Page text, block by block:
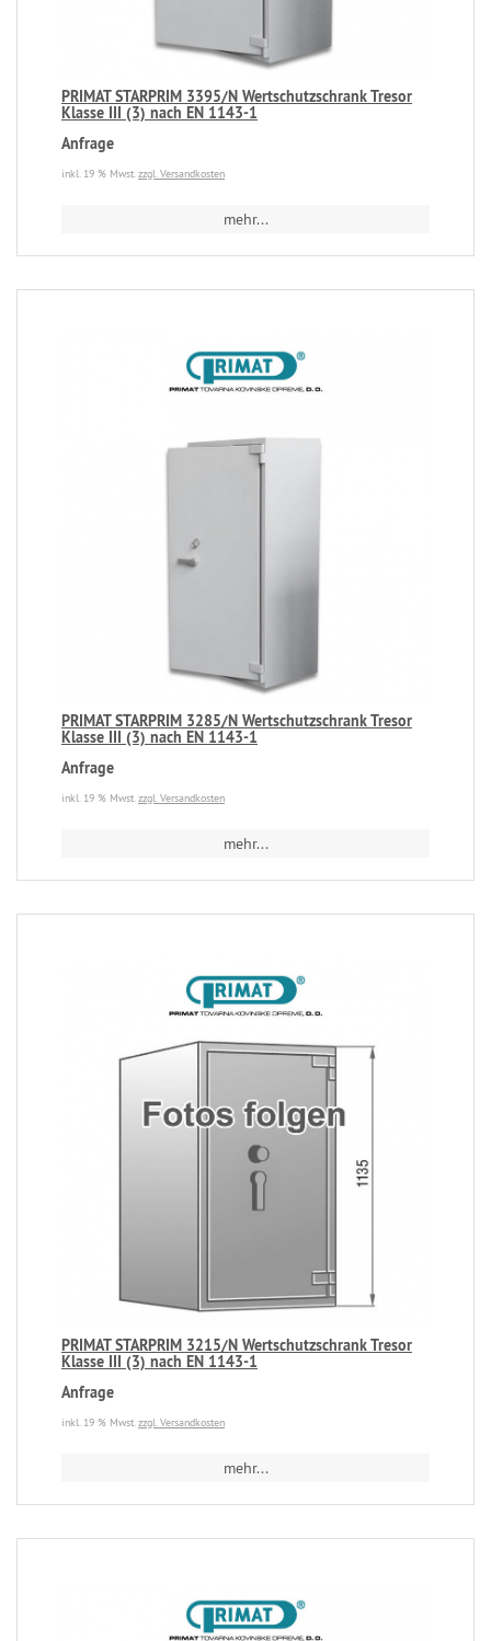
PRIMAT STARPRIM 3395/N Wertschutzschrank Tresor
Klasse III (3) nach EN 1143-1
Anfrage
inkl. 19 % Mwst.zzgl. Versandkosten
mehr...
PRIMAT STARPRIM 3285/N Wertschutzschrank Tresor
Klasse III (3) nach EN 1143-1
Anfrage
inkl. 19 % Mwst.zzgl. Versandkosten
mehr...
PRIMAT STARPRIM 3215/N Wertschutzschrank Tresor
Klasse III (3) nach EN 1143-1
Anfrage
inkl. 19 % Mwst.zzgl. Versandkosten
mehr...